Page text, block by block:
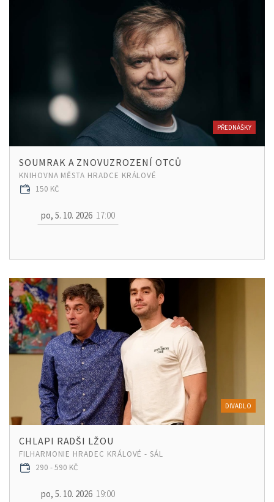
PŘEDNÁŠKY
SOUMRAK A ZNOVUZROZENÍ OTCŮ
KNIHOVNA MĚSTA HRADCE KRÁLOVÉ
150 KČ
po, 5. 10. 2026 17:00
DIVADLO
CHLAPI RADŠI LŽOU
FILHARMONIE HRADEC KRÁLOVÉ - SÁL
290 - 590 KČ
po, 5. 10. 2026 19:00